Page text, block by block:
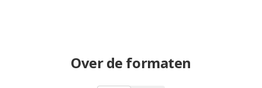
Over de formaten